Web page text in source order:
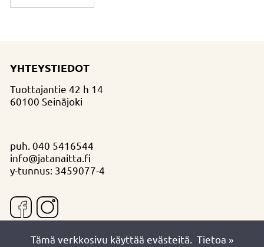
YHTEYSTIEDOT
Tuottajantie 42 h 14
60100 Seinäjoki
puh. 040 5416544
info@jatanaitta.fi
y-tunnus: 3459077-4
Tämä verkkosivu käyttää evästeitä. Tietoa »